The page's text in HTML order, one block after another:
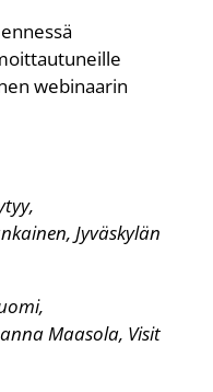
webinaarin
Jyväskylän
Maasola, Visit